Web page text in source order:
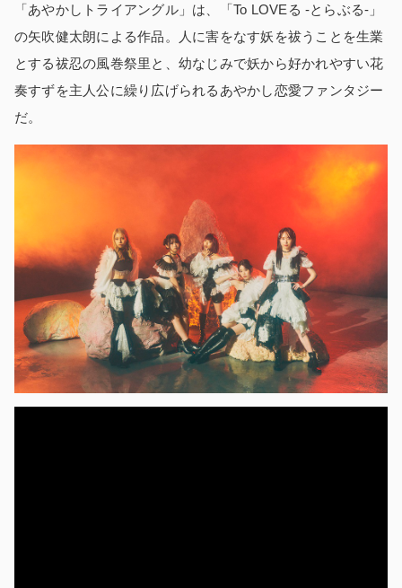
「あやかしトライアングル」は、「To LOVEる -とらぶる-」
の矢吹健太朗による作品。人に害をなす妖を祓うことを生業
とする祓忍の風巻祭里と、幼なじみで妖から好かれやすい花
奏すずを主人公に繰り広げられるあやかし恋愛ファンタジー
だ。